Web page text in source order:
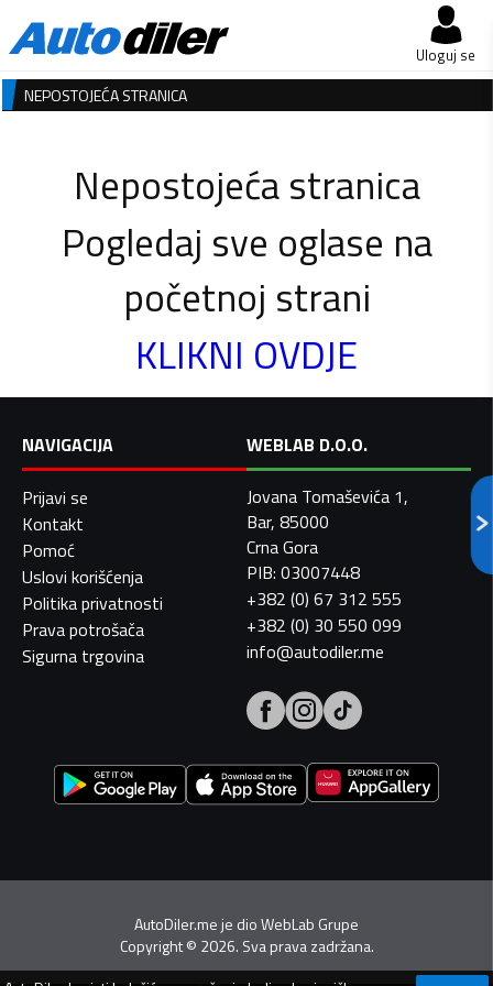
Uloguj se
NEPOSTOJEĆA STRANICA
Nepostojeća stranica
Pogledaj sve oglase na
početnoj strani
KLIKNI OVDJE
NAVIGACIJA
Prijavi se
Kontakt
Pomoć
Uslovi korišćenja
Politika privatnosti
Prava potrošača
Sigurna trgovina
WEBLAB D.O.O.
Jovana Tomaševića 1,
Bar, 85000
Crna Gora
PIB: 03007448
+382 (0) 67 312 555
+382 (0) 30 550 099
info@autodiler.me
AutoDiler.me je dioWebLab Grupe
Copyright© 2026. Sva prava zadržana.